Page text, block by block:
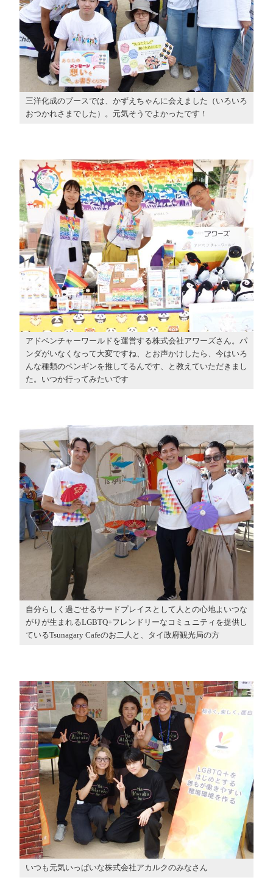
三洋化成のブースでは、かずえちゃんに会えました（いろいろ
おつかれさまでした）。元気そうでよかったです！
アドベンチャーワールドを運営する株式会社アワーズさん。パ
ンダがいなくなって大変ですね、とお声かけしたら、今はいろ
んな種類のペンギンを推してるんです、と教えていただきまし
た。いつか行ってみたいです
自分らしく過ごせるサードプレイスとして人との心地よいつな
がりが生まれるLGBTQ+フレンドリーなコミュニティを提供し
ているTsunagary Cafeのお二人と、タイ政府観光局の方
いつも元気いっぱいな株式会社アカルクのみなさん